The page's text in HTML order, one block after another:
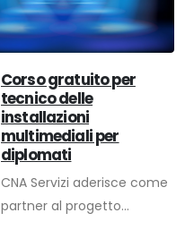
Corso gratuito per
tecnico delle
installazioni
multimediali per
diplomati
CNA Servizi aderisce come
partner al progetto...